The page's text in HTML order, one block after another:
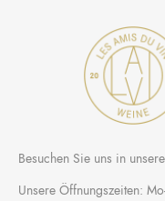
Besuchen Sie uns in
Unsere Öffnungszeiten: